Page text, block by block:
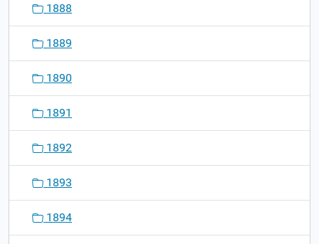
1888
1889
1890
1891
1892
1893
1894